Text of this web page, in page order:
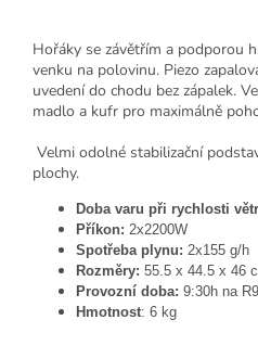
Hořáky se závětřím a podporou
venku na polovinu. Piezo
uvedení do chodu bez zápalek.
madlo a kufr pro maximálně
Velmi odolné stabilizační
plochy.
Doba varu při rychlosti
Příkon: 2x2200W
Spotřeba plynu: 2x155 g/h
Rozměry: 55.5 x 44.5 x 46
Provozní doba: 9:30h na
Hmotnost: 6 kg